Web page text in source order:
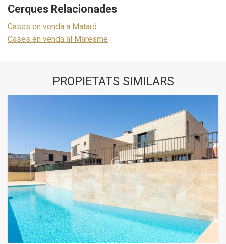
Cerques Relacionades
Cases en venda a Mataró
Cases en venda al Maresme
PROPIETATS SIMILARS